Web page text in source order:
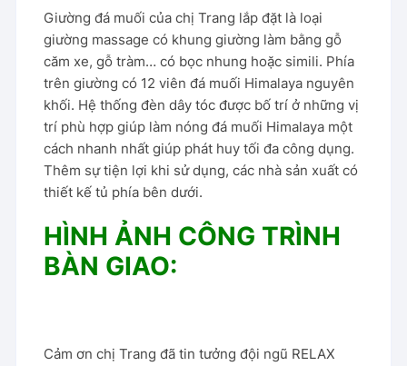
Giường đá muối của chị Trang lắp đặt là loại
giường massage có khung giường làm bằng gỗ
căm xe, gỗ tràm… có bọc nhung hoặc simili. Phía
trên giường có 12 viên đá muối Himalaya nguyên
khối. Hệ thống đèn dây tóc được bố trí ở những vị
trí phù hợp giúp làm nóng đá muối Himalaya một
cách nhanh nhất giúp phát huy tối đa công dụng.
Thêm sự tiện lợi khi sử dụng, các nhà sản xuất có
thiết kế tủ phía bên dưới.
HÌNH ẢNH CÔNG TRÌNH
BÀN GIAO:
Cảm ơn chị Trang đã tin tưởng đội ngũ RELAX